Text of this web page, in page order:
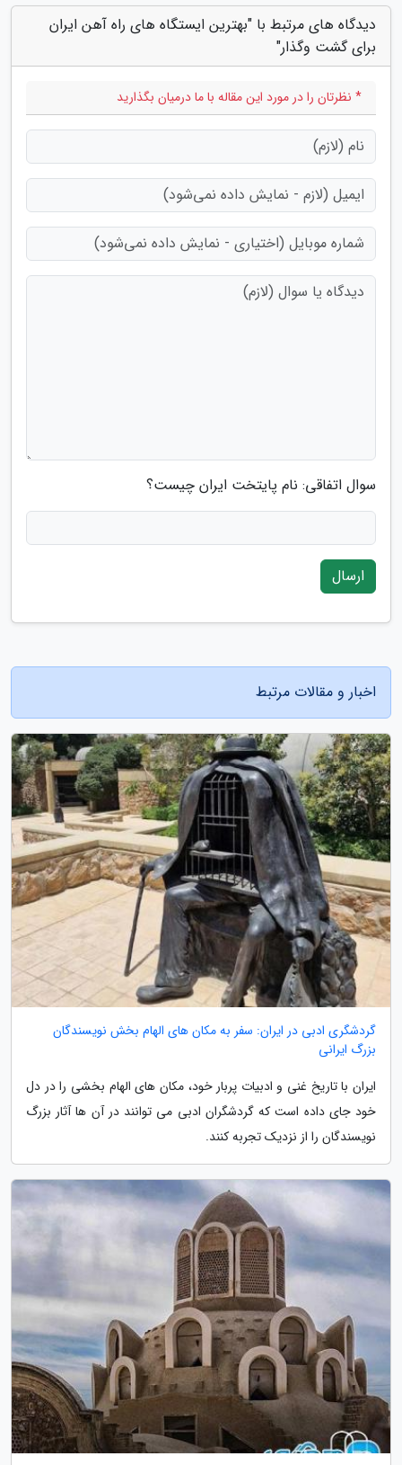
دیدگاه های مرتبط با "بهترین ایستگاه های راه آهن ایران
برای گشت وگذار"
* نظرتان را در مورد این مقاله با ما درمیان بگذارید
سوال اتفاقی: نام پایتخت ایران چیست؟
ارسال
اخبار و مقالات مرتبط
گردشگری ادبی در ایران: سفر به مکان های الهام بخش نویسندگان
بزرگ ایرانی
ایران با تاریخ غنی و ادبیات پربار خود، مکان های الهام بخشی را در دل
خود جای داده است که گردشگران ادبی می توانند در آن ها آثار بزرگ
نویسندگان را از نزدیک تجربه کنند.